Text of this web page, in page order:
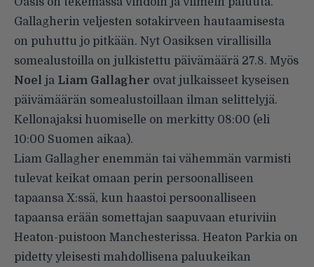
Gallagherin veljesten sotakirveen hautaamisesta
on puhuttu jo pitkään. Nyt Oasiksen virallisilla
somealustoilla on julkistettu päivämäärä 27.8. Myös
Noel ja Liam Gallagher ovat julkaisseet kyseisen
päivämäärän somealustoillaan ilman selittelyjä.
Kellonajaksi huomiselle on merkitty 08:00 (eli
10:00 Suomen aikaa).
Liam Gallagher enemmän tai vähemmän varmisti
tulevat keikat omaan perin persoonalliseen
tapaansa X:ssä, kun haastoi persoonalliseen
tapaansa erään somettajan saapuvaan eturiviin
Heaton-puistoon Manchesterissa. Heaton Parkia on
pidetty yleisesti mahdollisena paluukeikan